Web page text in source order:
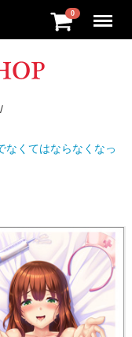
0
なくてはならなくなっ